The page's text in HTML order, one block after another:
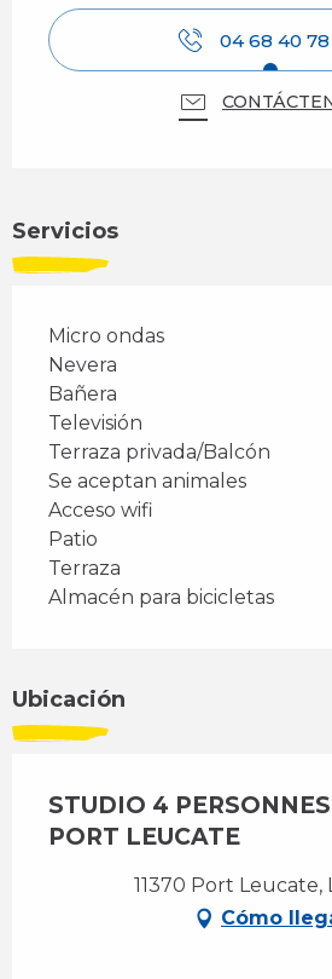
04 68 40 78
Servicios
Micro ondas
Nevera
Bañera
Televisión
Terraza privada/Balcón
Se aceptan animales
Acceso wifi
Patio
Terraza
Almacén para bicicletas
Ubicación
STUDIO 4
PORT LEUCATE
11370 Port Leucate,
Cómo